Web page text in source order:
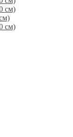
см)
см)